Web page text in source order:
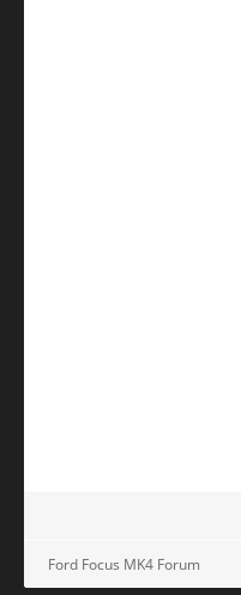
Ford Focus MK4 Forum